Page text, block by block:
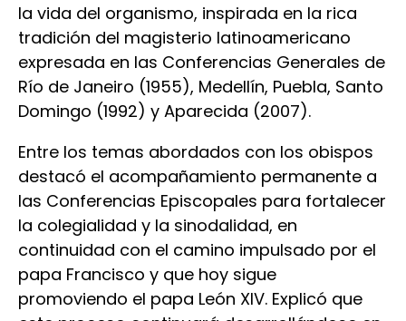
la vida del organismo, inspirada en la rica
tradición del magisterio latinoamericano
expresada en las Conferencias Generales de
Río de Janeiro (1955), Medellín, Puebla, Santo
Domingo (1992) y Aparecida (2007).
Entre los temas abordados con los obispos
destacó el acompañamiento permanente a
las Conferencias Episcopales para fortalecer
la colegialidad y la sinodalidad, en
continuidad con el camino impulsado por el
papa Francisco y que hoy sigue
promoviendo el papa León XIV. Explicó que